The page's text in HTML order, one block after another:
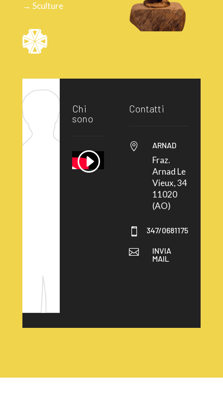
→ Sculture
Chi
sono
Contatti
 ARNAD
Fraz.
Arnad Le
Vieux, 34
11020
(AO)
 347/0681175

INVIA
MAIL